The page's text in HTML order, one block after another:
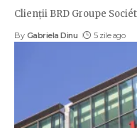
Clienții BRD Groupe
By Gabriela Dinu 5 zile ago